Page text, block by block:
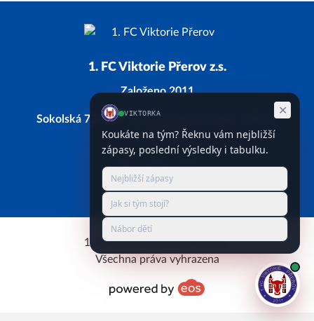
1. FC Viktorie Přerov z.s.
Založeno 2011
Sokolská 734/28, 750 02 Přerov, Přerov I-Město
IČ: 66743338
FacebookInstagram
1. FC Viktorie Přerov © 2026.
Všechna práva vyhrazena